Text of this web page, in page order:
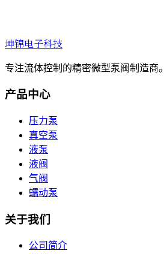
坤锦电子科技
专注流体控制的精密微型泵阀制造商。
产品中心
压力泵
真空泵
液泵
液阀
气阀
蠕动泵
关于我们
公司简介